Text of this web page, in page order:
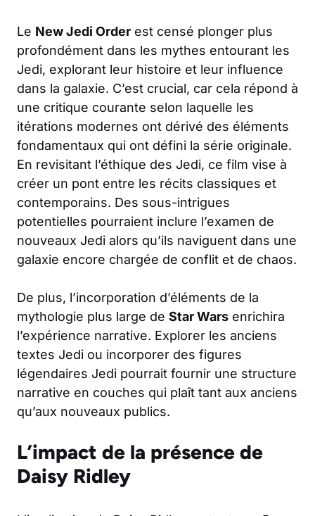
Le New Jedi Order est censé plonger plus
profondément dans les mythes entourant les
Jedi, explorant leur histoire et leur influence
dans la galaxie. C’est crucial, car cela répond à
une critique courante selon laquelle les
itérations modernes ont dérivé des éléments
fondamentaux qui ont défini la série originale.
En revisitant l’éthique des Jedi, ce film vise à
créer un pont entre les récits classiques et
contemporains. Des sous-intrigues
potentielles pourraient inclure l’examen de
nouveaux Jedi alors qu’ils naviguent dans une
galaxie encore chargée de conflit et de chaos.
De plus, l’incorporation d’éléments de la
mythologie plus large de Star Wars enrichira
l’expérience narrative. Explorer les anciens
textes Jedi ou incorporer des figures
légendaires Jedi pourrait fournir une structure
narrative en couches qui plaît tant aux anciens
qu’aux nouveaux publics.
L’impact de la présence de
Daisy Ridley